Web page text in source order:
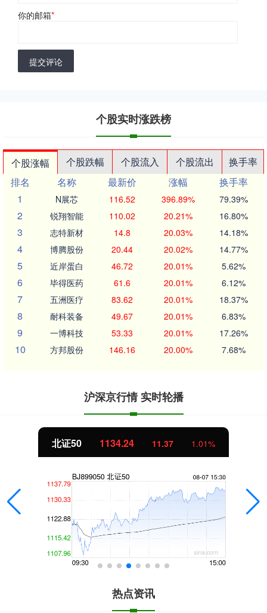
你的邮箱*
提交评论
个股实时涨跌榜
个股涨幅 个股跌幅 个股流入 个股流出
换手率
排名
名称 最新价 涨幅
换手率
1
N展芯 116.52 396.89% 79.39%
2 锐翔智能 110.02 20.21% 16.80%
3 志特新材 14.8 20.03% 14.18%
4 博腾股份 20.44 20.02% 14.77%
5 近岸蛋白 46.72 20.01% 5.62%
6 毕得医药 61.6 20.01% 6.12%
7 五洲医疗 83.62 20.01% 18.37%
8 耐科装备 49.67 20.01% 6.83%
9 一博科技 53.33 20.01% 17.26%
10 方邦股份 146.16 20.00% 7.68%
沪深京行情 实时轮播
北证50 1134.24 11.37 1.01%
热点资讯